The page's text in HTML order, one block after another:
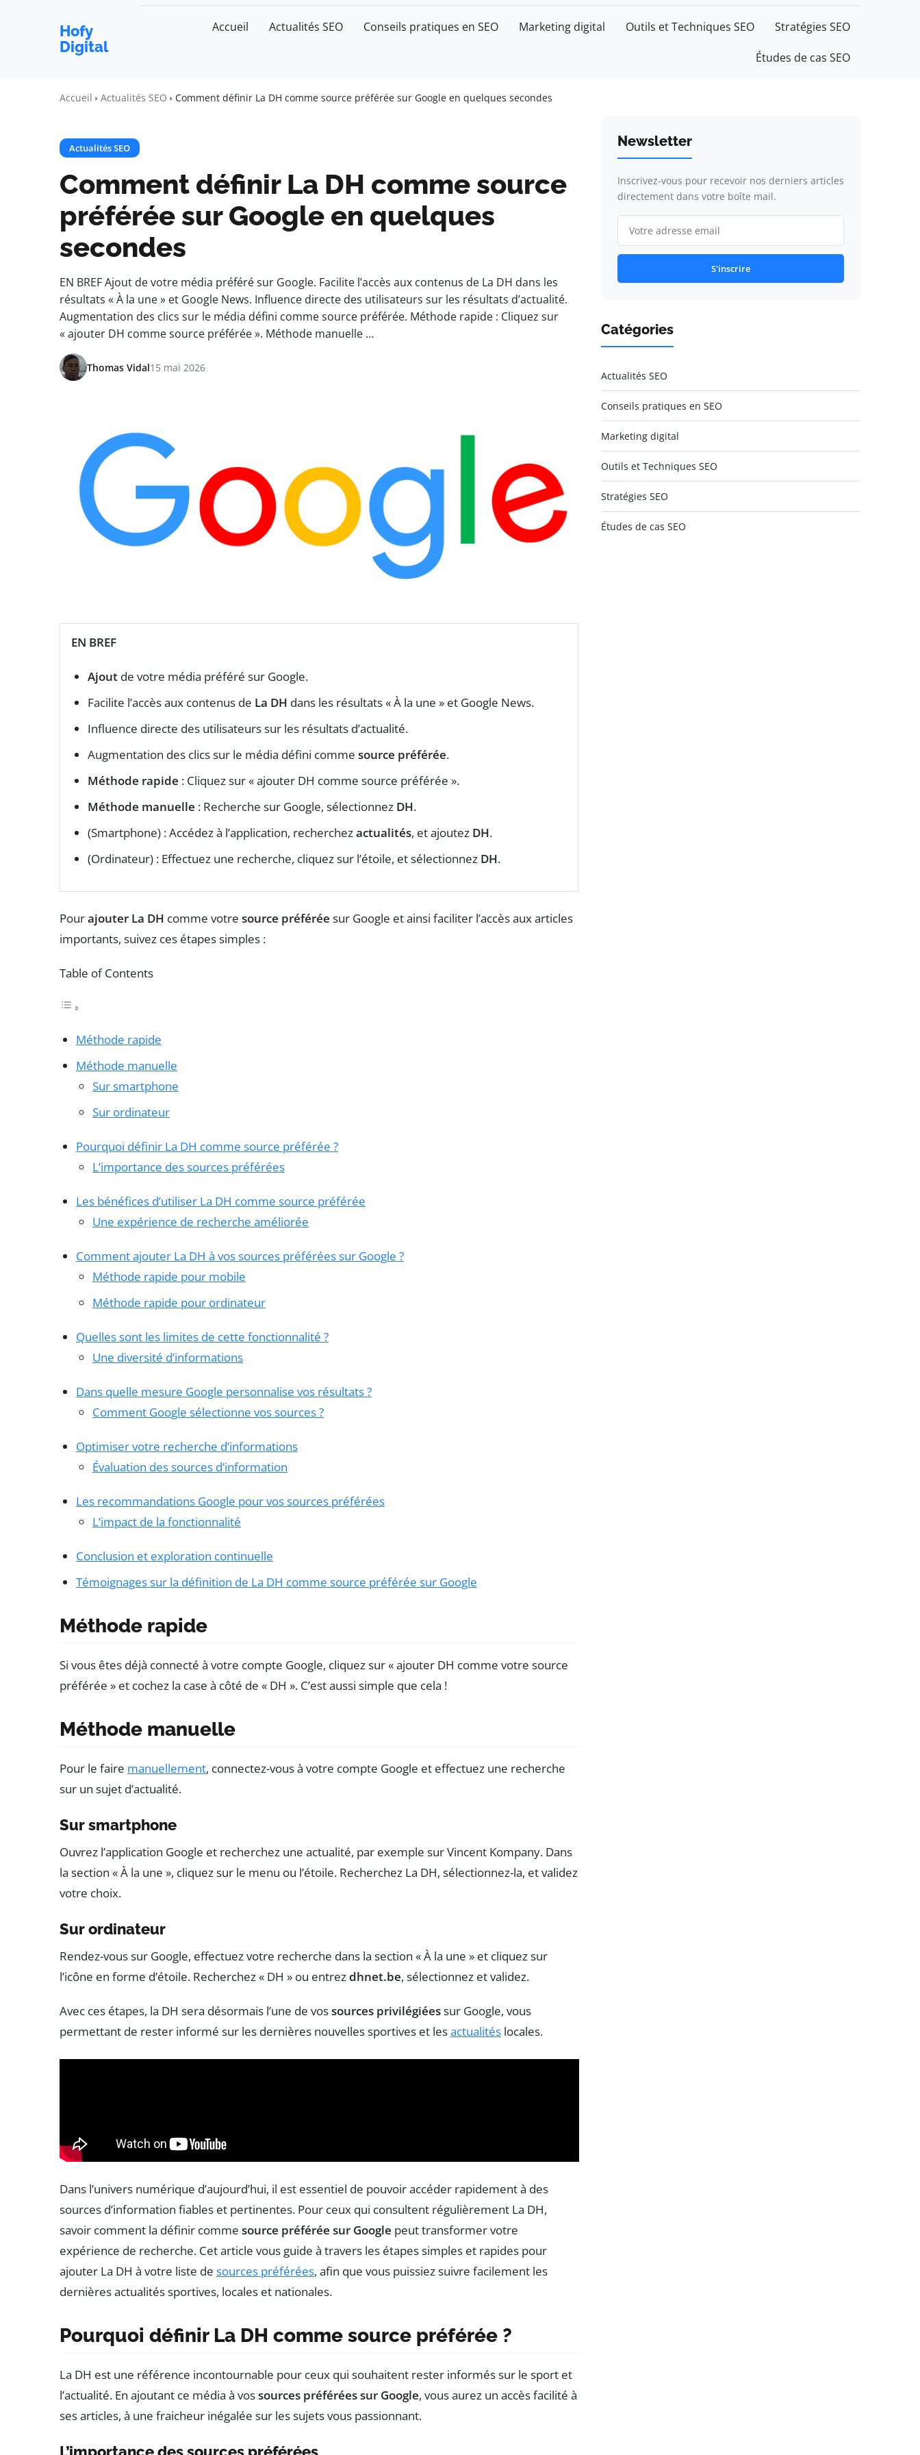
Hofy
Digital
Accueil Actualités SEO Conseils pratiques en SEO Marketing digital Outils et Techniques SEO Stratégies SEO
Études de cas SEO
Accueil Actualités SEO Comment définir La DH comme source préférée sur Google en quelques secondes
Actualités SEO
Comment définir La DH comme source
préférée sur Google en quelques
secondes
EN BREF Ajout de votre média préféré sur Google. Facilite l’accès aux contenus de La DH dans les
résultats « À la une » et Google News. Influence directe des utilisateurs sur les résultats d’actualité.
Augmentation des clics sur le média défini comme source préférée. Méthode rapide : Cliquez sur
« ajouter DH comme source préférée ». Méthode manuelle …
Thomas Vidal15 mai 2026
EN BREF
Ajout de votre média préféré sur Google.
Facilite l’accès aux contenus de La DH dans les résultats « À la une » et Google News.
Influence directe des utilisateurs sur les résultats d’actualité.
Augmentation des clics sur le média défini comme source préférée.
Méthode rapide : Cliquez sur « ajouter DH comme source préférée ».
Méthode manuelle : Recherche sur Google, sélectionnez DH.
(Smartphone) : Accédez à l’application, recherchezactualités, et ajoutez DH.
(Ordinateur) : Effectuez une recherche, cliquez sur l’étoile, et sélectionnez DH.
Pourajouter La DH comme votre source préférée sur Google et ainsi faciliter l’accès aux articles
importants, suivez ces étapes simples :
Table of Contents
Méthode rapide
Méthode manuelle
Sur smartphone
Sur ordinateur
Pourquoi définir La DH comme source préférée ?
L’importance des sources préférées
Les bénéfices d’utiliser La DH comme source préférée
Une expérience de recherche améliorée
Comment ajouter La DH à vos sources préférées sur Google ?
Méthode rapide pour mobile
Méthode rapide pour ordinateur
Quelles sont les limites de cette fonctionnalité ?
Une diversité d’informations
Dans quelle mesure Google personnalise vos résultats ?
Comment Google sélectionne vos sources ?
Optimiser votre recherche d’informations
Évaluation des sources d’information
Les recommandations Google pour vos sources préférées
L’impact de la fonctionnalité
Conclusion et exploration continuelle
Témoignages sur la définition de La DH comme source préférée sur Google
Méthode rapide
Si vous êtes déjà connecté à votre compte Google, cliquez sur « ajouter DH comme votre source
préférée » et cochez la case à côté de « DH ». C’est aussi simple que cela !
Méthode manuelle
Pour le faire manuellement, connectez-vous à votre compte Google et effectuez une recherche
sur un sujet d’actualité.
Sur smartphone
Ouvrez l’application Google et recherchez une actualité, par exemple sur Vincent Kompany. Dans
la section « À la une », cliquez sur le menu ou l’étoile. Recherchez La DH, sélectionnez-la, et validez
votre choix.
Sur ordinateur
Rendez-vous sur Google, effectuez votre recherche dans la section « À la une » et cliquez sur
l’icône en forme d’étoile. Recherchez « DH » ou entrezdhnet.be, sélectionnez et validez.
Avec ces étapes, la DH sera désormais l’une de vossources privilégiéessur Google, vous
permettant de rester informé sur les dernières nouvelles sportives et lesactualités locales.
Dans l’univers numérique d’aujourd’hui, il est essentiel de pouvoir accéder rapidement à des
sources d’information fiables et pertinentes. Pour ceux qui consultent régulièrement La DH,
savoir comment la définir comme source préférée sur Google peut transformer votre
expérience de recherche. Cet article vous guide à travers les étapes simples et rapides pour
ajouter La DH à votre liste de sources préférées, afin que vous puissiez suivre facilement les
dernières actualités sportives, locales et nationales.
Pourquoi définir La DH comme source préférée ?
La DH est une référence incontournable pour ceux qui souhaitent rester informés sur le sport et
l’actualité. En ajoutant ce média à vossources préférées sur Google, vous aurez un accès facilité à
ses articles, à une fraicheur inégalée sur les sujets vous passionnant.
Newsletter
Inscrivez-vous pour recevoir nos derniers articles
directement dans votre boîte mail.
S'inscrire
Catégories
Actualités SEO
Conseils pratiques en SEO
Marketing digital
Outils et Techniques SEO
Stratégies SEO
Études de cas SEO